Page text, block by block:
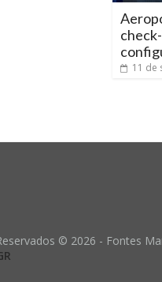
11 de
© 2026 - Fontes